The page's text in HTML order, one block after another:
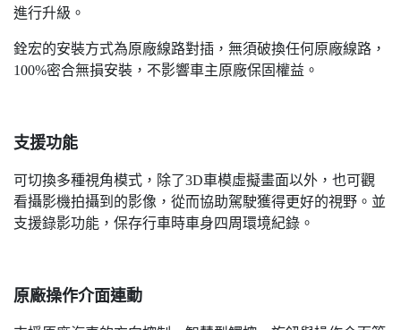
進行升級。
銓宏的安裝方式為原廠線路對插，無須破換任何原廠線路，
100%密合無損安裝，不影響車主原廠保固權益。
支援功能
可切換多種視角模式，除了3D車模虛擬畫面以外，也可觀
看攝影機拍攝到的影像，從而協助駕駛獲得更好的視野。並
支援錄影功能，保存行車時車身四周環境紀錄。
原廠操作介面連動